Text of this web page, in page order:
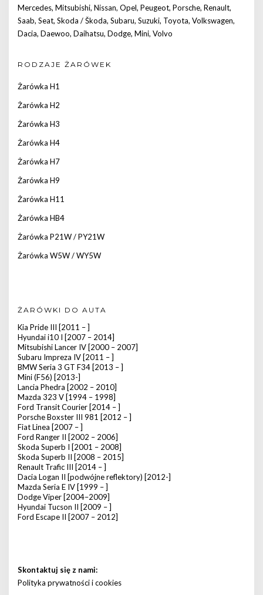
Mercedes, Mitsubishi, Nissan, Opel, Peugeot, Porsche, Renault,
Saab, Seat, Skoda / Škoda, Subaru, Suzuki, Toyota, Volkswagen,
Dacia, Daewoo, Daihatsu, Dodge, Mini, Volvo
RODZAJE ŻARÓWEK
Żarówka H1
Żarówka H2
Żarówka H3
Żarówka H4
Żarówka H7
Żarówka H9
Żarówka H11
Żarówka HB4
Żarówka P21W / PY21W
Żarówka W5W / WY5W
ŻARÓWKI DO AUTA
Kia Pride III [2011 – ]
Hyundai i10 I [2007 – 2014]
Mitsubishi Lancer IV [2000 – 2007]
Subaru Impreza IV [2011 – ]
BMW Seria 3 GT F34 [2013 – ]
Mini (F56) [2013-]
Lancia Phedra [2002 – 2010]
Mazda 323 V [1994 – 1998]
Ford Transit Courier [2014 – ]
Porsche Boxster III 981 [2012 – ]
Fiat Linea [2007 – ]
Ford Ranger II [2002 – 2006]
Skoda Superb I [2001 – 2008]
Skoda Superb II [2008 – 2015]
Renault Trafic III [2014 – ]
Dacia Logan II [podwójne reflektory) [2012-]
Mazda Seria E IV [1999 – ]
Dodge Viper [2004–2009]
Hyundai Tucson II [2009 – ]
Ford Escape II [2007 – 2012]
Skontaktuj się z nami:
Polityka prywatności i cookies